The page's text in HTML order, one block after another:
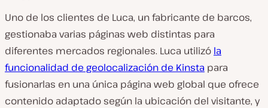
Uno de los clientes de Luca, un fabricante de barcos,
gestionaba varias páginas web distintas para
diferentes mercados regionales. Luca utilizó la
funcionalidad de geolocalización de Kinsta para
fusionarlas en una única página web global que ofrece
contenido adaptado según la ubicación del visitante, y